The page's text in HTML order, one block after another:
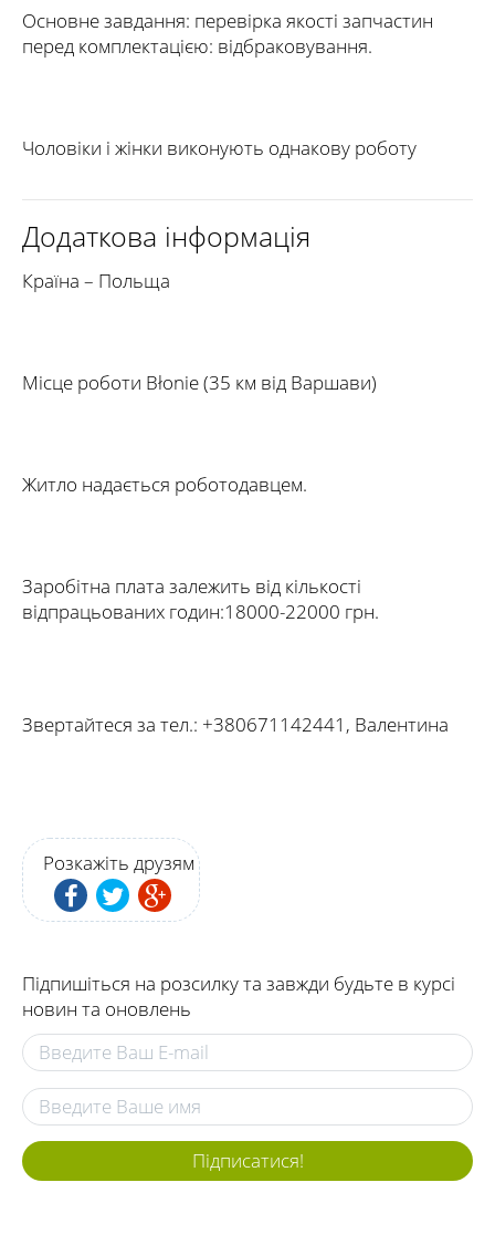
Основне завдання: перевірка якості запчастин
перед комплектацією: відбраковування.
Чоловіки і жінки виконують однакову роботу
Додаткова інформація
Країна – Польща
Місце роботи Błonie (35 км від Варшави)
Житло надається роботодавцем.
Заробітна плата залежить від кількості
відпрацьованих годин:18000-22000 грн.
Звертайтеся за тел.: +380671142441, Валентина
Розкажіть друзям
Підпишіться на розсилку та завжди будьте в курсі
новин та оновлень
Підписатися!